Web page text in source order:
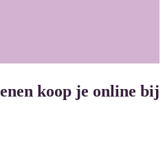
koop je online bij